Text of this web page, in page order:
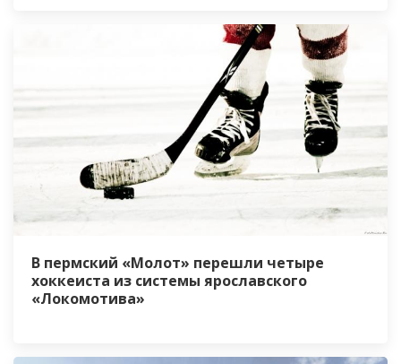
В пермский «Молот» перешли четыре
хоккеиста из системы ярославского
«Локомотива»